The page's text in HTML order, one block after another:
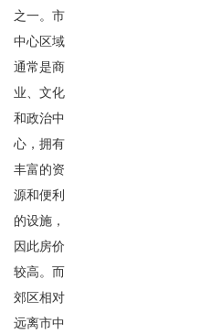
之一。市
中心区域
通常是商
业、文化
和政治中
心，拥有
丰富的资
源和便利
的设施，
因此房价
较高。而
郊区相对
远离市中